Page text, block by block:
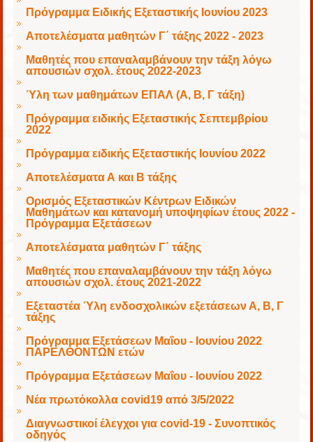
Πρόγραμμα Ειδικής Εξεταστικής Ιουνίου 2023
Αποτελέσματα μαθητών Γ΄ τάξης 2022 - 2023
Μαθητές που επαναλαμβάνουν την τάξη λόγω
απουσιών σχολ. έτους 2022-2023
Ύλη των μαθημάτων ΕΠΑΛ (Α, Β, Γ τάξη)
Πρόγραμμα ειδικής Εξεταστικής Σεπτεμβρίου
2022
Πρόγραμμα ειδικής Εξεταστικής Ιουνίου 2022
Αποτελέσματα Α και Β τάξης
Ορισμός Εξεταστικών Κέντρων Ειδικών
Μαθημάτων και κατανομή υποψηφίων έτους 2022 -
Πρόγραμμα Εξετάσεων
Αποτελέσματα μαθητών Γ΄ τάξης
Μαθητές που επαναλαμβάνουν την τάξη λόγω
απουσιών σχολ. έτους 2021-2022
Εξεταστέα Ύλη ενδοσχολικών εξετάσεων Α, Β, Γ
τάξης
Πρόγραμμα Εξετάσεων Μαΐου - Ιουνίου 2022
ΠΑΡΕΛΘΟΝΤΩΝ ετών
Πρόγραμμα Εξετάσεων Μαΐου - Ιουνίου 2022
Νέα πρωτόκολλα covid19 από 3/5/2022
Διαγνωστικοί έλεγχοι για covid-19 - Συνοπτικός
οδηγός